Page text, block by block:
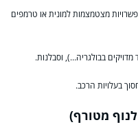
מצטמצמות למונית או טרמפים
בבולגריה…), וסבלנות.
בעלויות הרכב.
מטורף)